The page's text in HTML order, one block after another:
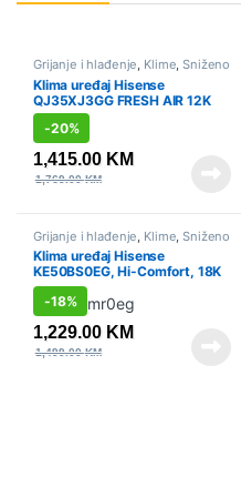
Grijanje i hlađenje, Klime,Sniženo
Klima uređaj Hisense
QJ35XJ3GG FRESH AIR 12K
-20%
1,415.00 KM
1,769.00KM
Grijanje i hlađenje Klime ,Sniženo
Klima uređaj Hisense
KE50BS0EG, Hi-Comfort, 18K
-18%
1,229.00 KM
1,499.00KM